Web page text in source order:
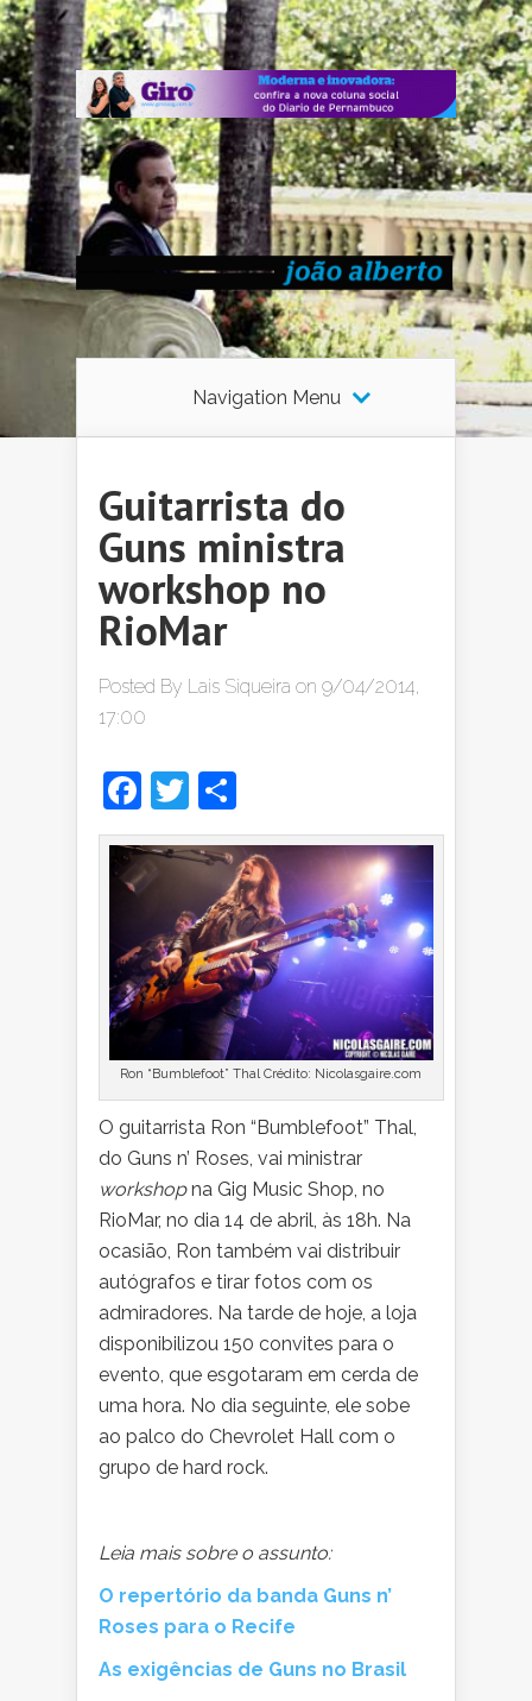
Navigation Menu
Guitarrista do
Guns ministra
workshop no
RioMar
Posted By Lais Siqueira on 9/04/2014,
17:00
Facebook
Twitter
Ron “Bumblefoot” Thal Crédito: Nicolasgaire.com
O guitarrista Ron “Bumblefoot” Thal,
do Guns n’ Roses, vai ministrar
workshopna Gig Music Shop, no
RioMar, no dia 14 de abril, às 18h. Na
ocasião, Ron também vai distribuir
autógrafos e tirar fotos com os
admiradores. Na tarde de hoje, a loja
disponibilizou 150 convites para o
evento, que esgotaram em cerda de
uma hora. No dia seguinte, ele sobe
ao palco do Chevrolet Hall com o
grupo de hard rock.
Leia mais sobre o assunto:
O repertório da banda Guns n’
Roses para o Recife
As exigências de Guns no Brasil